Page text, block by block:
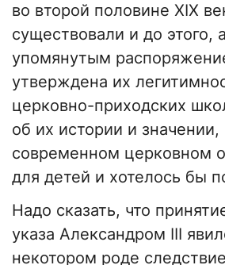
во второй половине XIX
существовали и до этого, а
упомянутым
утверждена их
церковно-приходских
об их истории и
современном церковном
для детей и хотелось бы
Надо сказать, что
указа Александром III
некотором роде